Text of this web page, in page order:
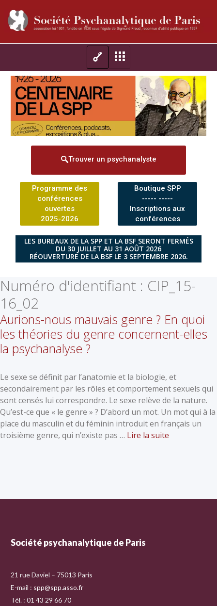
Trouver un psychanalyste
Programme des
conférences
ouvertes
2025-2026
Boutique SPP
----- -----
Inscriptions aux
conférences
LES BUREAUX DE LA SPP ET LA BSF SERONT FERMÉS
DU 30 JUILLET AU 31 AOÛT 2026
RÉOUVERTURE DE LA BSF LE 3 SEPTEMBRE 2026.
Numéro d'identifiant : CIP_15-
16_02
Aurions-nous mauvais genre ? En quoi
les théories du genre concernent-elles
la psychanalyse ?
Le sexe se définit par l’anatomie et la biologie, et
secondairement par les rôles et comportement sexuels qui
sont censés lui correspondre. Le sexe relève de la nature.
Qu’est-ce que « le genre » ? D’abord un mot. Un mot qui à la
place du masculin et du féminin introduit en français un
troisième genre, qui n’existe pas … Lire la suite
Société psychanalytique de Paris
21 rue Daviel – 75013 Paris
E-mail : spp@spp.asso.fr
Tél. : 01 43 29 66 70